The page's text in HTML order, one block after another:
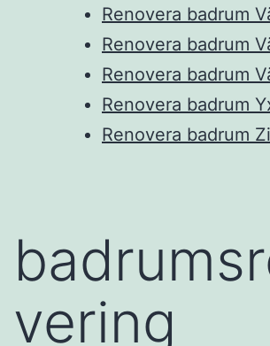
Renovera badrum
Renovera badrum
Renovera badrum
Renovera badrum
Renovera badrum
vering